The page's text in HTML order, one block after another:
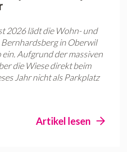
2026 lädt die Wohn- und
in Oberwil
Aufgrund der massiven
die Wiese direkt beim
Jahr nicht als Parkplatz
Artikel lesen